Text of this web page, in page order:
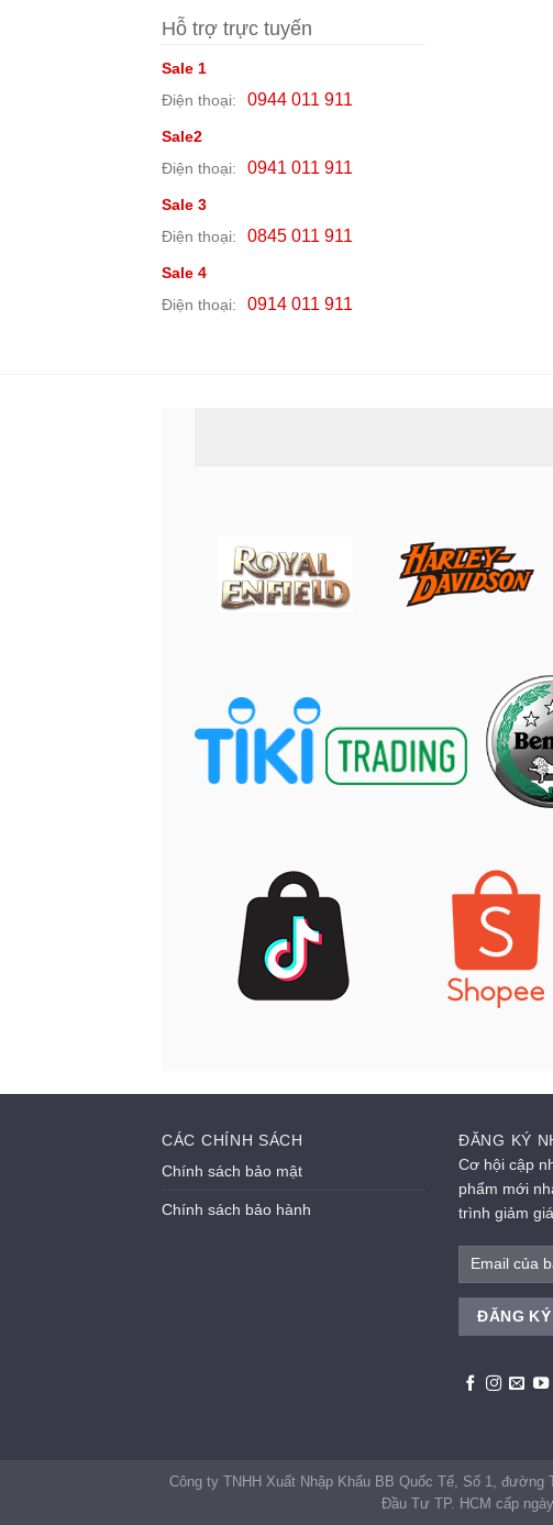
Hỗ trợ trực tuyến
Sale 1
Điện thoại:
0944 011 911
Sale2
Điện thoại:
0941 011 911
Sale 3
Điện thoại:
0845 011 911
Sale 4
Điện thoại:
0914 011 911
CÁC CHÍNH SÁCH
Chính sách bảo mật
Chính sách bảo hành
ĐĂNG KÝ
Cơ hội cập
phẩm mới
trình giảm
Công ty TNHH Xuất Nhập Khẩu BB Quốc Tế, Số 1,
Đầu Tư TP. HCM cấp